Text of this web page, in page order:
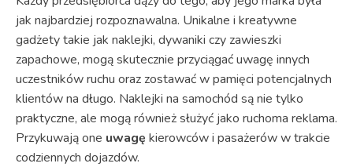
jak najbardziej rozpoznawalna. Unikalne i kreatywne
gadżety takie jak naklejki, dywaniki czy zawieszki
zapachowe, mogą skutecznie przyciągać uwagę innych
uczestników ruchu oraz zostawać w pamięci potencjalnych
klientów na długo. Naklejki na samochód są nie tylko
praktyczne, ale mogą również służyć jako ruchoma reklama.
Przykuwają one uwagę kierowców i pasażerów w trakcie
codziennych dojazdów.